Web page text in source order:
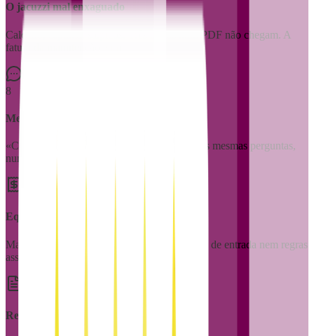
O jacuzzi mal enxaguado
Calcário, espuma, salpicos. Três linhas num PDF não chegam. A
fatura da manutenção, sim.
8
Mensagens depois das 22h
«Como se liga a sauna?» às 23h47. Sempre as mesmas perguntas,
nunca à hora certa.
Equipamento não respeitado
Mancha, dano, equipamento ligado. Sem auto de entrada nem regras
assinadas, o litígio cai.
Regras ignoradas